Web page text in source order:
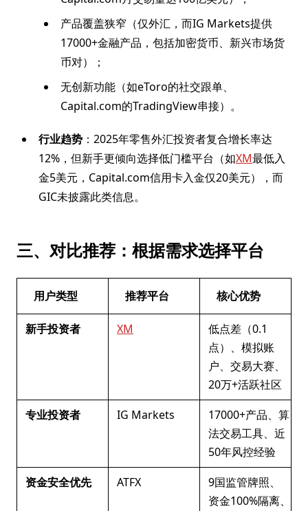
产品覆盖狭窄（仅外汇，而IG Markets提供
17000+金融产品，包括加密货币、新兴市场货
币对）；
无创新功能（如eToro的社交跟单、
Capital.com的TradingView串接）。
行业趋势 ：2025年零售外汇投资者复合增长率达
12%，但新手更倾向选择低门槛平台（如XM最低入
金5美元，Capital.com信用卡入金仅20美元），而
GIC未披露此类信息。
三、对比推荐：根据需求选择平台
用户类型 推荐平台 核心优势
新手投资者 XM
低点差（0.1
点）、模拟账
户、交易大赛、
20万+活跃社区
专业投资者
IG Markets
17000+产品、算
法交易工具、近
50年风控经验
资金安全优先
ATFX
9国监管牌照、
资金100%隔离、